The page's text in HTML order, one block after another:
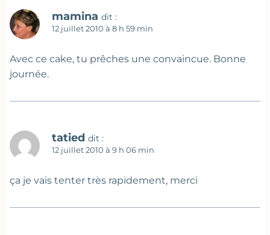
mamina dit :
12 juillet 2010 à 8 h 59 min
Avec ce cake, tu prêches une convaincue. Bonne
journée.
tatied dit :
12 juillet 2010 à 9 h 06 min
ça je vais tenter très rapidement, merci